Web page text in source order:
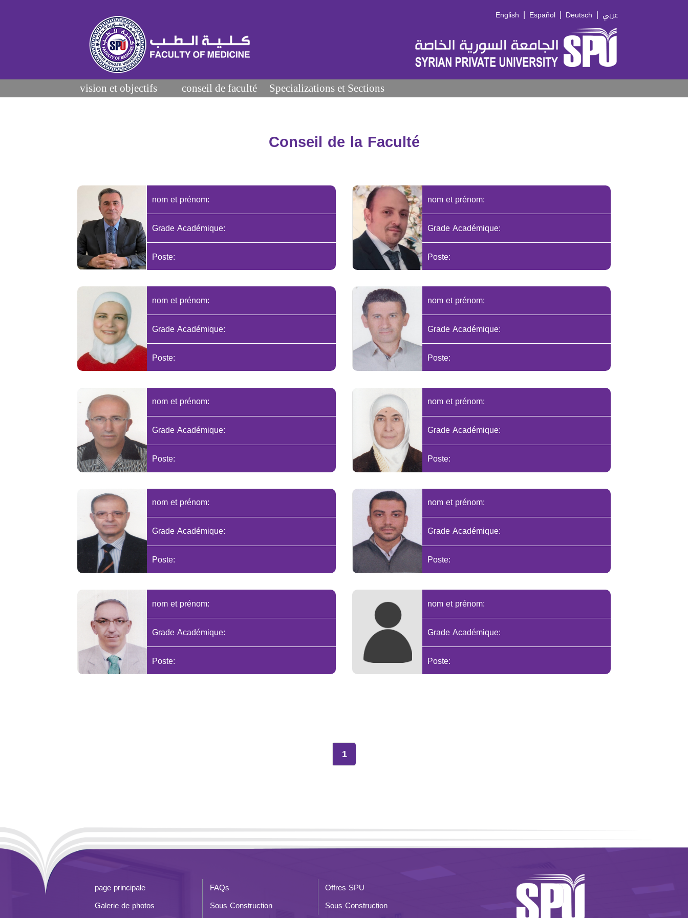
English | Español | Deutsch | عربي
vision et objectifs conseil de faculté Specializations et Sections
Conseil de la Faculté
nom et prénom:
Grade Académique:
Poste:
nom et prénom:
Grade Académique:
Poste:
nom et prénom:
Grade Académique:
Poste:
nom et prénom:
Grade Académique:
Poste:
nom et prénom:
Grade Académique:
Poste:
nom et prénom:
Grade Académique:
Poste:
nom et prénom:
Grade Académique:
Poste:
nom et prénom:
Grade Académique:
Poste:
nom et prénom:
Grade Académique:
Poste:
nom et prénom:
Grade Académique:
Poste:
1
page principale FAQs
Offres SPU
Galerie de photos
Sous Construction
Sous Construction